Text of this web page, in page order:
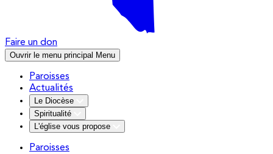
Faire un don
Ouvrir le menu principal Menu
Paroisses
Actualités
Le Diocèse
Spiritualité
L'église vous propose
Paroisses